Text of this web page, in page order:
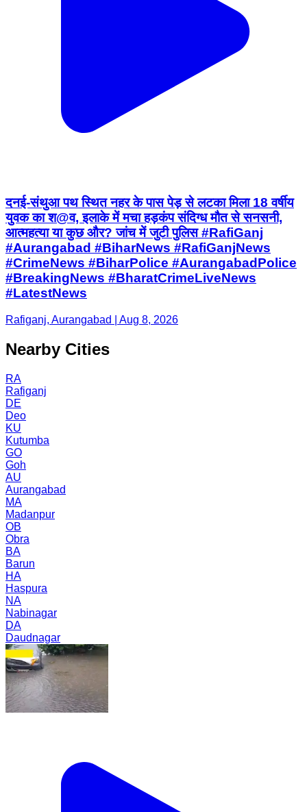
दनई-संथुआ पथ स्थित नहर के पास पेड़ से लटका मिला 18 वर्षीय
युवक का श@व, इलाके में मचा हड़कंप संदिग्ध मौत से सनसनी,
आत्महत्या या कुछ और? जांच में जुटी पुलिस #RafiGanj
#Aurangabad #BiharNews #RafiGanjNews
#CrimeNews #BiharPolice #AurangabadPolice
#BreakingNews #BharatCrimeLiveNews
#LatestNews
Rafiganj, Aurangabad | Aug 8, 2026
Nearby Cities
RA
Rafiganj
DE
Deo
KU
Kutumba
GO
Goh
AU
Aurangabad
MA
Madanpur
OB
Obra
BA
Barun
HA
Haspura
NA
Nabinagar
DA
Daudnagar